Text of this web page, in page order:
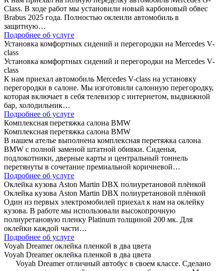
Class. В ходе работ мы установили новый карбоновый обвес
Brabus 2025 года. Полностью оклеили автомобиль в
защитную…
Подробнее об услуге
Установка комфортных сидений и перегородки на Mercedes V-
class
Установка комфортных сидений и перегородки на Mercedes V-
class
К нам приехал автомобиль Mercedes V-class на установку
перегородки в салоне. Мы изготовили салонную перегородку,
которая включает в себя телевизор с интернетом, выдвижной
бар, холодильник…
Подробнее об услуге
Комплексная перетяжка салона BMW
Комплексная перетяжка салона BMW
В нашем ателье выполнена комплексная перетяжка салона
BMW с полной заменой штатной обивки. Сиденья,
подлокотники, дверные карты и центральный тоннель
перетянуты в сочетание премиальной коричневой…
Подробнее об услуге
Оклейка кузова Aston Martin DBX полиуретановой плёнкой
Оклейка кузова Aston Martin DBX полиуретановой плёнкой
Один из первых электромобилей приехал к нам на оклейку
кузова. В работе мы использовали высокопрочную
полиуретановую пленку Platinum толщиной 200 мк. Для
оклейки каждой части…
Подробнее об услуге
Voyah Dreamer оклейка пленкой в два цвета
Voyah Dreamer оклейка пленкой в два цвета
Voyah Dreamer отличный автобус в своем классе. Сделано